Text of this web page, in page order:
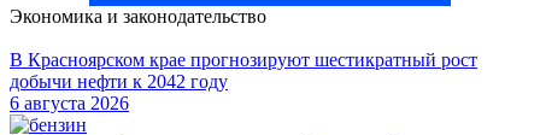
Экономика и законодательство
В Красноярском крае прогнозируют шестикратный рост
добычи нефти к 2042 году
6 августа 2026